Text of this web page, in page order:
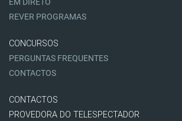
EM DIRETO
REVER PROGRAMAS
CONCURSOS
PERGUNTAS FREQUENTES
CONTACTOS
CONTACTOS
PROVEDORA DO TELESPECTADOR